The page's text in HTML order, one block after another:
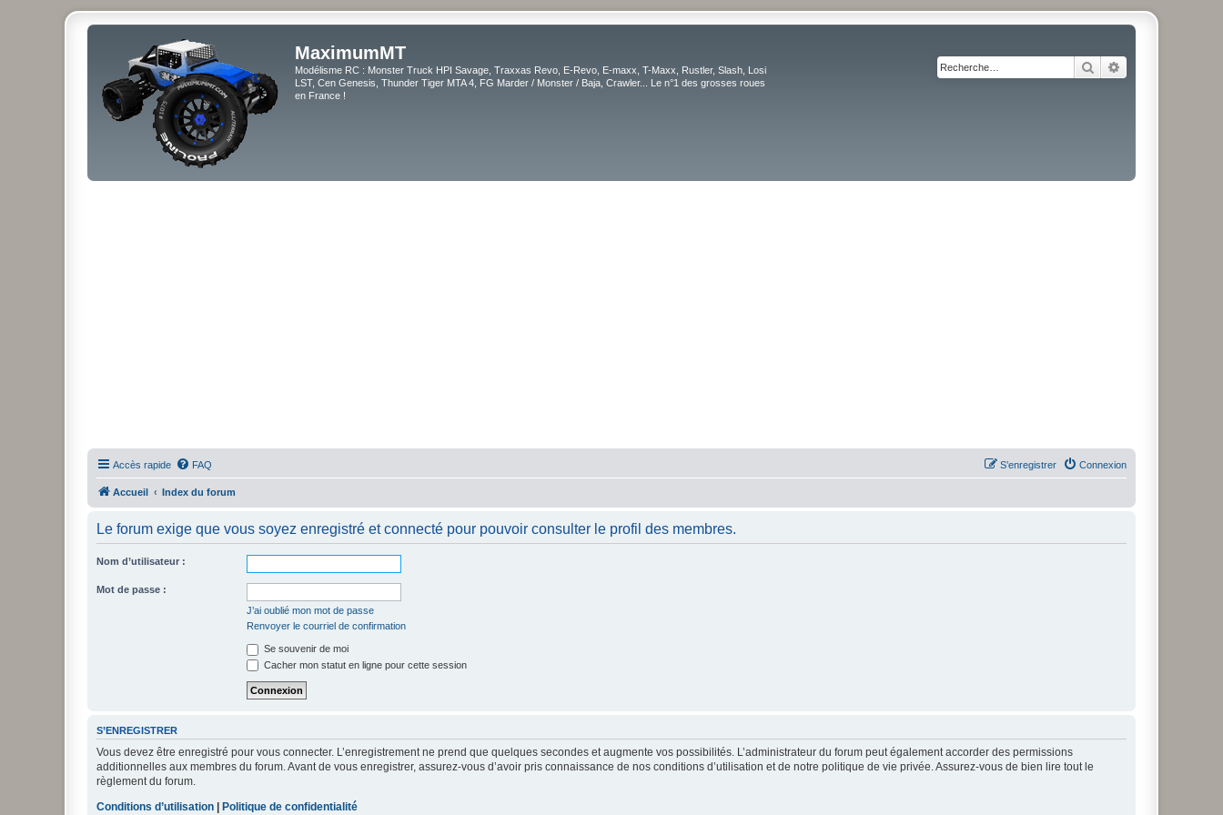
MaximumMT
Modélisme RC : Monster Truck HPI Savage, Traxxas Revo, E-Revo, E-maxx, T-Maxx, Rustler, Slash, Losi
LST, Cen Genesis, Thunder Tiger MTA 4, FG Marder / Monster / Baja, Crawler... Le n°1 des grosses roues
en France !
Rechercher
Accès rapide FAQ Connexion
S’enregistrer
Accueil Index du forum
Le forum exige que vous soyez enregistré et connecté pour pouvoir consulter le profil des membres.
Nom d’utilisateur :
Mot de passe :
J’ai oublié mon mot de passe
Renvoyer le courriel de confirmation
Se souvenir de moi
Cacher mon statut en ligne pour cette session
S’ENREGISTRER
Vous devez être enregistré pour vous connecter. L’enregistrement ne prend que quelques secondes et augmente vos possibilités. L’administrateur du forum peut également accorder des permissions
additionnelles aux membres du forum. Avant de vous enregistrer, assurez-vous d’avoir pris connaissance de nos conditions d’utilisation et de notre politique de vie privée. Assurez-vous de bien lire tout le
règlement du forum.
Conditions d’utilisation | Politique de confidentialité